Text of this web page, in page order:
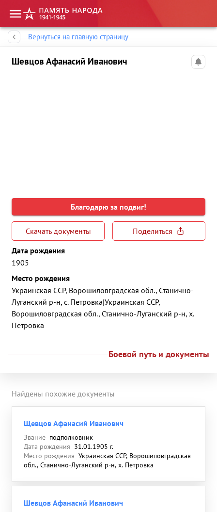
Вернуться на главную страницу
Шевцов Афанасий Иванович
Благодарю за подвиг!
Скачать документы
Поделиться
Дата рождения
1905
Место рождения
Украинская ССР, Ворошиловградская обл., Станично-
Луганский р-н, с. Петровка|Украинская ССР,
Ворошиловградская обл., Станично-Луганский р-н, х.
Петровка
Боевой путь и документы
Найдены похожие документы
Щевцов Афанасий Иванович
Звание подполковник
Дата рождения 31.01.1905 г.
Место рождения Украинская ССР, Ворошиловградская
обл., Станично-Луганский р-н, х. Петровка
Шевцов Афанасий Иванович
Память народа